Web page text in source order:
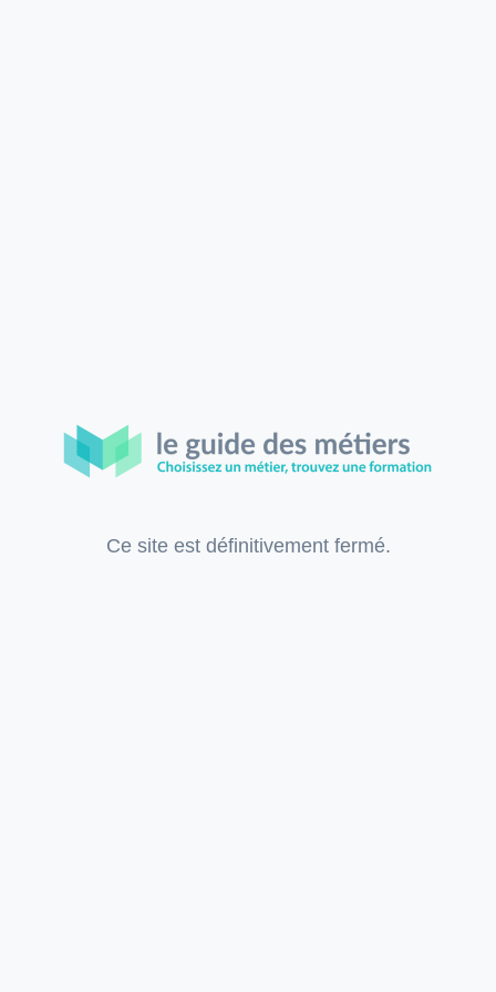
Ce site est définitivement fermé.